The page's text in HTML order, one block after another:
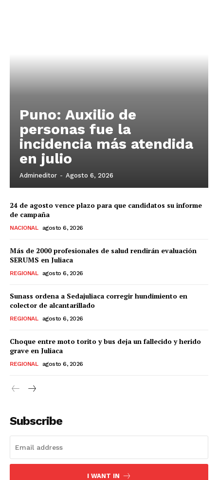
SUSCRIBETE
Puno: Auxilio de
personas fue la
incidencia más atendida
en julio
Admineditor - Agosto 6, 2026
24 de agosto vence plazo para que candidatos su informe
de campaña
NACIONAL agosto 6, 2026
Más de 2000 profesionales de salud rendirán evaluación
SERUMS en Juliaca
REGIONAL agosto 6, 2026
Sunass ordena a Sedajuliaca corregir hundimiento en
colector de alcantarillado
REGIONAL agosto 6, 2026
Choque entre moto torito y bus deja un fallecido y herido
grave en Juliaca
REGIONAL agosto 6, 2026
Subscribe
I WANT IN